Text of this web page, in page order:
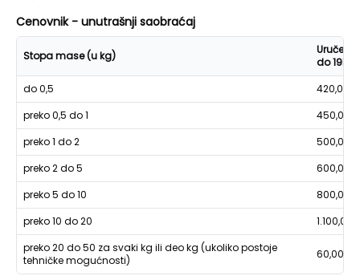
Cenovnik - unutrašnji saobraćaj
Stopa mase (u kg)
Uručenje
do 19h
do 0,5
420,00
preko 0,5 do 1
450,00
preko 1 do 2
500,00
preko 2 do 5
600,00
preko 5 do 10
800,00
preko 10 do 20
1.100,00
preko 20 do 50 za svaki kg ili deo kg (ukoliko postoje
tehničke mogućnosti)
60,00